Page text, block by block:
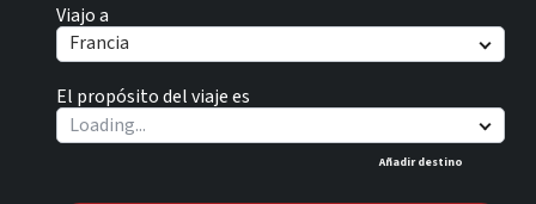
Viajo a
Francia
El propósito del viaje es
Añadir destino